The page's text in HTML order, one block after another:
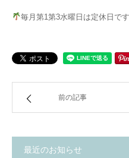
毎月第1第3水曜日は定休日です
前の記事
最近のお知らせ